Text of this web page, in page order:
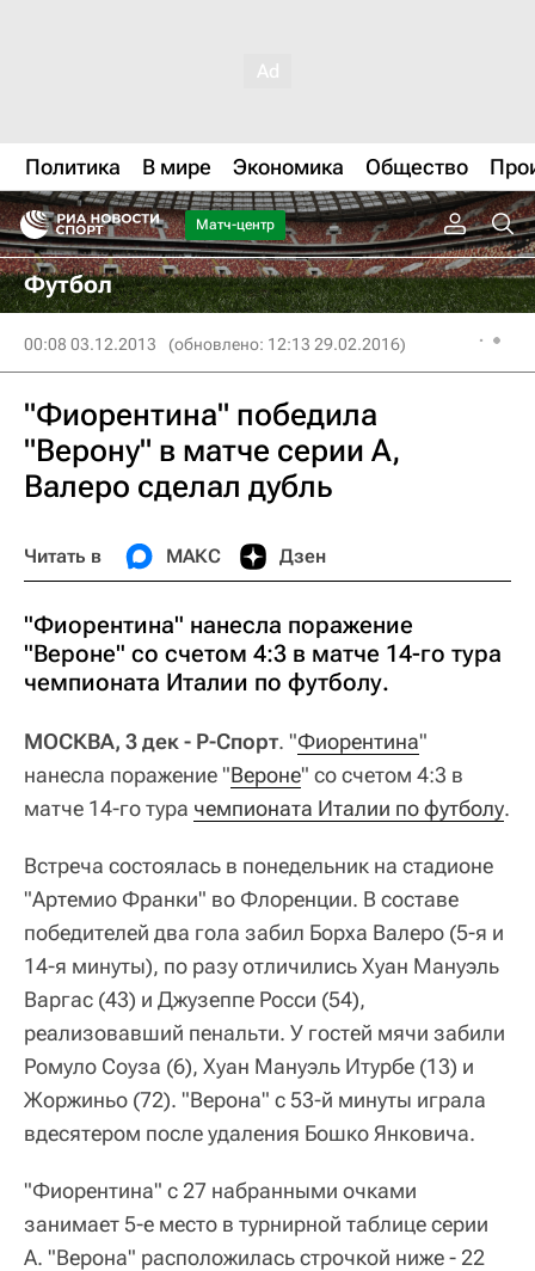
Политика В мире Экономика Общество
Матч-центр
Футбол
00:08 03.12.2013 (обновлено: 12:13 29.02.2016)
"Фиорентина" победила
"Верону" в матче серии А,
Валеро сделал дубль
Читать в МАКС Дзен
"Фиорентина" нанесла поражение
"Вероне" со счетом 4:3 в матче 14-го тура
чемпионата Италии по футболу.
МОСКВА, 3 дек - Р-Спорт. "Фиорентина"
нанесла поражение "Вероне" со счетом 4:3 в
матче 14-го тура чемпионата Италии по футболу.
Встреча состоялась в понедельник на стадионе
"Артемио Франки" во Флоренции. В составе
победителей два гола забил Борха Валеро (5-я и
14-я минуты), по разу отличились Хуан Мануэль
Варгас (43) и Джузеппе Росси (54),
реализовавший пенальти. У гостей мячи забили
Ромуло Соуза (6), Хуан Мануэль Итурбе (13) и
Жоржиньо (72). "Верона" с 53-й минуты играла
вдесятером после удаления Бошко Янковича.
"Фиорентина" с 27 набранными очками
занимает 5-е место в турнирной таблице серии
А. "Верона" расположилась строчкой ниже - 22